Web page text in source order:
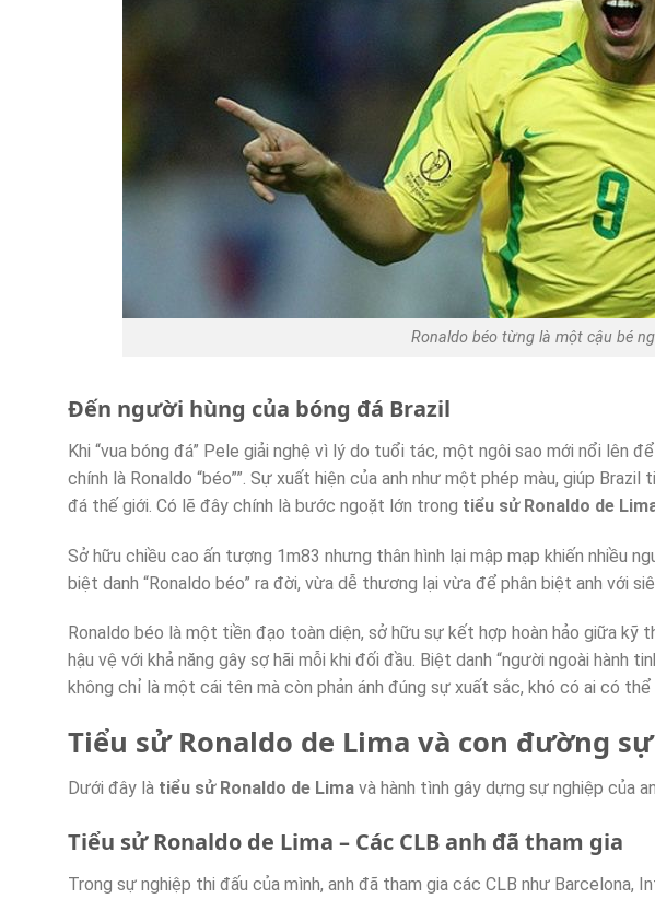
Ronaldo béo từng là một cậu bé
Đến người hùng của bóng đá Brazil
Khi “vua bóng đá” Pele giải nghệ vì lý do tuổi tác, một ngôi sao mới nổi lên
chính là Ronaldo “béo””. Sự xuất hiện của anh như một phép màu, giúp
đá thế giới. Có lẽ đây chính là bước ngoặt lớn trong tiểu sử Ronaldo de
Sở hữu chiều cao ấn tượng 1m83 nhưng thân hình lại mập mạp khiến nhiều
biệt danh “Ronaldo béo” ra đời, vừa dễ thương lại vừa để phân biệt anh với
Ronaldo béo là một tiền đạo toàn diện, sở hữu sự kết hợp hoàn hảo giữa kỹ
hậu vệ với khả năng gây sợ hãi mỗi khi đối đầu. Biệt danh “người ngoài hành
không chỉ là một cái tên mà còn phản ánh đúng sự xuất sắc, khó có ai có thể
Tiểu sử Ronaldo de Lima và con đường
Dưới đây là tiểu sử Ronaldo de Lima và hành tình gây dựng sự nghiệp của
Tiểu sử Ronaldo de Lima – Các CLB anh đã tham gia
Trong sự nghiệp thi đấu của mình, anh đã tham gia các CLB như Barcelona,